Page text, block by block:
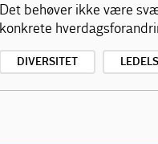
Det behøver ikke være
konkrete
DIVERSITET